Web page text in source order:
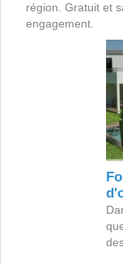
région. Gratuit et
engagement.